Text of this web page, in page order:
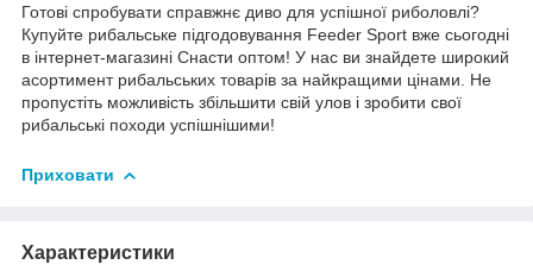
Готові спробувати справжнє диво для успішної риболовлі?
Купуйте рибальське підгодовування Feeder Sport вже сьогодні
в інтернет-магазині Снасти оптом! У нас ви знайдете широкий
асортимент рибальських товарів за найкращими цінами. Не
пропустіть можливість збільшити свій улов і зробити свої
рибальські походи успішнішими!
Приховати
Характеристики